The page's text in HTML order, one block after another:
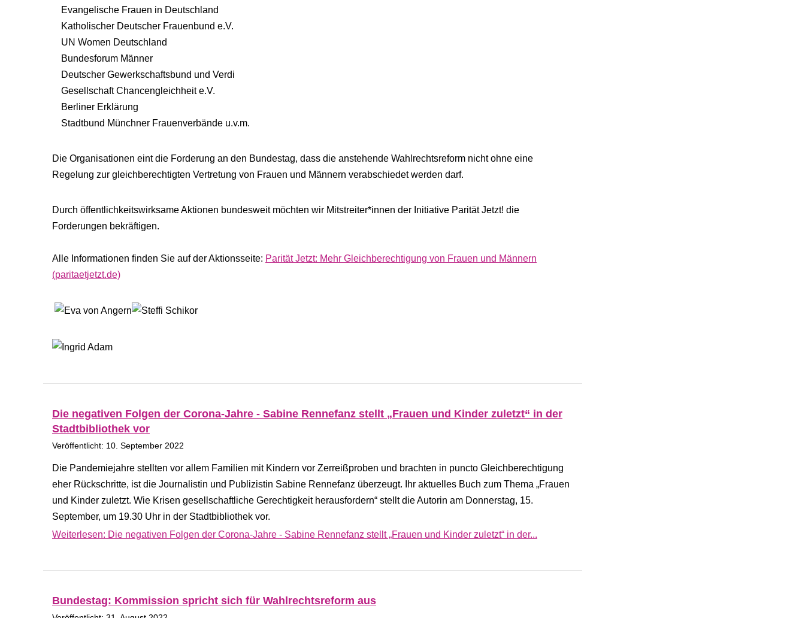
Evangelische Frauen in Deutschland
Katholischer Deutscher Frauenbund e.V.
UN Women Deutschland
Bundesforum Männer
Deutscher Gewerkschaftsbund und Verdi
Gesellschaft Chancengleichheit e.V.
Berliner Erklärung
Stadtbund Münchner Frauenverbände u.v.m.
Die Organisationen eint die Forderung an den Bundestag, dass die anstehende Wahlrechtsreform nicht ohne eine
Regelung zur gleichberechtigten Vertretung von Frauen und Männern verabschiedet werden darf.
Durch öffentlichkeitswirksame Aktionen bundesweit möchten wir Mitstreiter*innen der Initiative Parität Jetzt! die
Forderungen bekräftigen.
Alle Informationen finden Sie auf der Aktionsseite: Parität Jetzt: Mehr Gleichberechtigung von Frauen und Männern
(paritaetjetzt.de)
Die negativen Folgen der Corona-Jahre - Sabine Rennefanz stellt „Frauen und Kinder zuletzt“ in der
Stadtbibliothek vor
Veröffentlicht: 10. September 2022
Die Pandemiejahre stellten vor allem Familien mit Kindern vor Zerreißproben und brachten in puncto Gleichberechtigung
eher Rückschritte, ist die Journalistin und Publizistin Sabine Rennefanz überzeugt. Ihr aktuelles Buch zum Thema „Frauen
und Kinder zuletzt. Wie Krisen gesellschaftliche Gerechtigkeit herausfordern“ stellt die Autorin am Donnerstag, 15.
September, um 19.30 Uhr in der Stadtbibliothek vor.
Weiterlesen: Die negativen Folgen der Corona-Jahre - Sabine Rennefanz stellt „Frauen und Kinder zuletzt“ in der...
Bundestag: Kommission spricht sich für Wahlrechtsreform aus